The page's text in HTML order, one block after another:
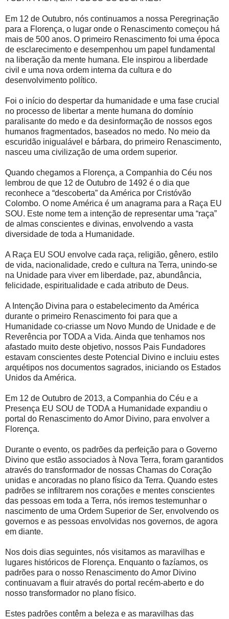
Em 12 de Outubro, nós continuamos a nossa Peregrinação
para a Florença, o lugar onde o Renascimento começou há
mais de 500 anos. O primeiro Renascimento foi uma época
de esclarecimento e desempenhou um papel fundamental
na liberação da mente humana. Ele inspirou a liberdade
civil e uma nova ordem interna da cultura e do
desenvolvimento político.
Foi o início do despertar da humanidade e uma fase crucial
no processo de libertar a mente humana do domínio
paralisante do medo e da desinformação de nossos egos
humanos fragmentados, baseados no medo. No meio da
escuridão inigualável e bárbara, do primeiro Renascimento,
nasceu uma civilização de uma ordem superior.
Quando chegamos a Florença, a Companhia do Céu nos
lembrou de que 12 de Outubro de 1492 é o dia que
reconhece a “descoberta” da América por Cristóvão
Colombo. O nome América é um anagrama para a Raça EU
SOU. Este nome tem a intenção de representar uma “raça”
de almas conscientes e divinas, envolvendo a vasta
diversidade de toda a Humanidade.
A Raça EU SOU envolve cada raça, religião, gênero, estilo
de vida, nacionalidade, credo e cultura na Terra, unindo-se
na Unidade para viver em liberdade, paz, abundância,
felicidade, espiritualidade e cada atributo de Deus.
A Intenção Divina para o estabelecimento da América
durante o primeiro Renascimento foi para que a
Humanidade co-criasse um Novo Mundo de Unidade e de
Reverência por TODA a Vida. Ainda que tenhamos nos
afastado muito deste objetivo, nossos Pais Fundadores
estavam conscientes deste Potencial Divino e incluiu estes
arquétipos nos documentos sagrados, iniciando os Estados
Unidos da América.
Em 12 de Outubro de 2013, a Companhia do Céu e a
Presença EU SOU de TODA a Humanidade expandiu o
portal do Renascimento do Amor Divino, para envolver a
Florença.
Durante o evento, os padrões da perfeição para o Governo
Divino que estão associados à Nova Terra, foram garantidos
através do transformador de nossas Chamas do Coração
unidas e ancoradas no plano físico da Terra. Quando estes
padrões se infiltrarem nos corações e mentes conscientes
das pessoas em toda a Terra, nós iremos testemunhar o
nascimento de uma Ordem Superior de Ser, envolvendo os
governos e as pessoas envolvidas nos governos, de agora
em diante.
Nos dois dias seguintes, nós visitamos as maravilhas e
lugares históricos de Florença. Enquanto o fazíamos, os
padrões para o nosso Renascimento do Amor Divino
continuavam a fluir através do portal recém-aberto e do
nosso transformador no plano físico.
Estes padrões contêm a beleza e as maravilhas das